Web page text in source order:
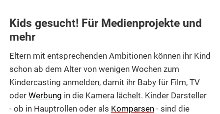
Kids gesucht! Für Medienprojekte und
mehr
Eltern mit entsprechenden Ambitionen können ihr Kind
schon ab dem Alter von wenigen Wochen zum
Kindercasting anmelden, damit ihr Baby für Film, TV
oder Werbung in die Kamera lächelt. Kinder Darsteller
- ob in Hauptrollen oder als Komparsen- sind die